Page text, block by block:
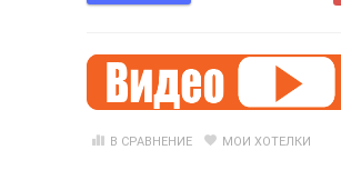
В СРАВНЕНИЕ МОИ ХОТЕЛКИ